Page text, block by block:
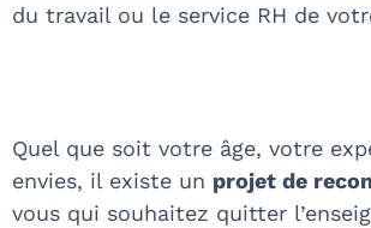
du travail ou le service RH de
Quel que soit votre âge, votre
envies, il existe un projet de
vous qui souhaitez quitter